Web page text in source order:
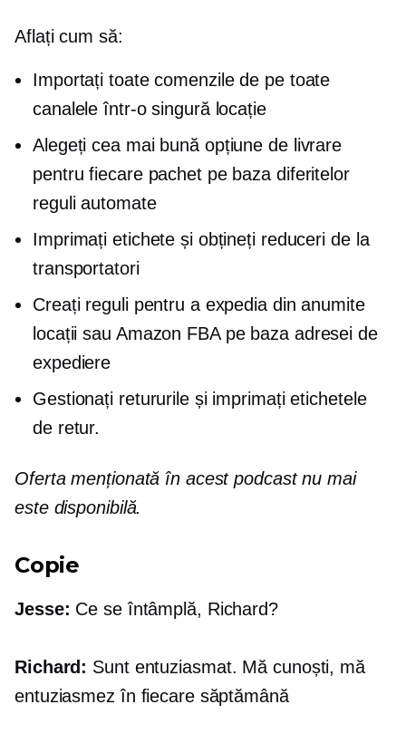
Aflați cum să:
Importați toate comenzile de pe toate
canalele într-o singură locație
Alegeți cea mai bună opțiune de livrare
pentru fiecare pachet pe baza diferitelor
reguli automate
Imprimați etichete și obțineți reduceri de la
transportatori
Creați reguli pentru a expedia din anumite
locații sau Amazon FBA pe baza adresei de
expediere
Gestionați retururile și imprimați etichetele
de retur.
Oferta menționată în acest podcast nu mai
este disponibilă.
Copie
Jesse: Ce se întâmplă, Richard?
Richard: Sunt entuziasmat. Mă cunoști, mă
entuziasmez în fiecare săptămână